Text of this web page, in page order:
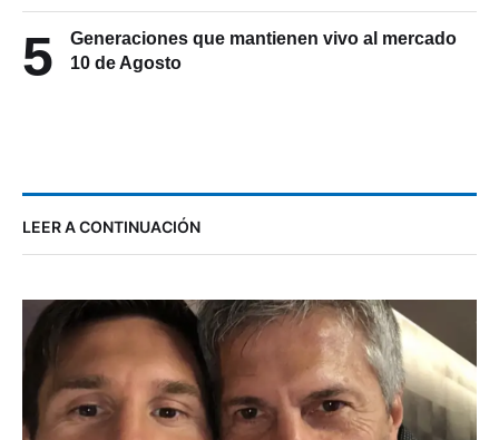
5
Generaciones que mantienen vivo al mercado
10 de Agosto
LEER A CONTINUACIÓN